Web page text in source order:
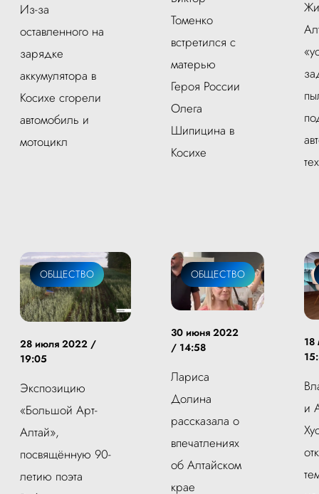
Из-за
оставленного на
зарядке
аккумулятора в
Косихе сгорели
автомобиль и
мотоцикл
Томенко
встретился с
матерью
Героя России
Олега
Шипицина в
Косихе
ОБЩЕСТВО
28 июля 2022 /
19:05
Экспозицию
«Большой Арт-
Алтай»,
посвящённую 90-
летию поэта
ОБЩЕСТВО
30 июня 2022
/ 14:58
Лариса
Долина
рассказала о
впечатлениях
об Алтайском
крае
18
и